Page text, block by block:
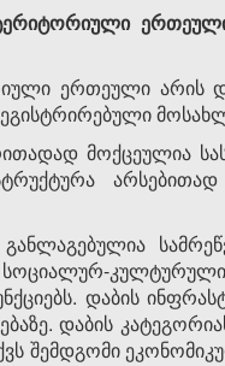
ერთეული არის
მოქცეულია
დაბის
დაბის
შემდგომი